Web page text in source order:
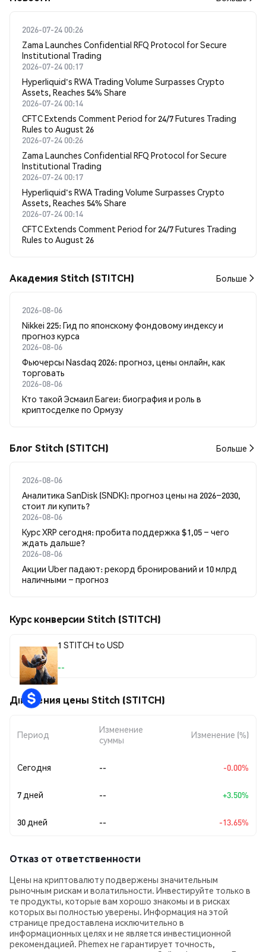
2026-07-24 00:26
Zama Launches Confidential RFQ Protocol for Secure
Institutional Trading
2026-07-24 00:17
Hyperliquid's RWA Trading Volume Surpasses Crypto
Assets, Reaches 54% Share
2026-07-24 00:14
CFTC Extends Comment Period for 24/7 Futures Trading
Rules to August 26
2026-07-24 00:26
Zama Launches Confidential RFQ Protocol for Secure
Institutional Trading
2026-07-24 00:17
Hyperliquid's RWA Trading Volume Surpasses Crypto
Assets, Reaches 54% Share
2026-07-24 00:14
CFTC Extends Comment Period for 24/7 Futures Trading
Rules to August 26
Академия Stitch (STITCH) Больше
2026-08-06
Nikkei 225: Гид по японскому фондовому индексу и
прогноз курса
2026-08-06
Фьючерсы Nasdaq 2026: прогноз, цены онлайн, как
торговать
2026-08-06
Кто такой Эсмаил Багеи: биография и роль в
криптосделке по Ормузу
Блог Stitch (STITCH) Больше
2026-08-06
Аналитика SanDisk (SNDK): прогноз цены на 2026–2030,
стоит ли купить?
2026-08-06
Курс XRP сегодня: пробита поддержка $1,05 – чего
ждать дальше?
2026-08-06
Акции Uber падают: рекорд бронирований и 10 млрд
наличными – прогноз
Курс конверсии Stitch (STITCH)
1 STITCH to USD
--
Движения цены Stitch (STITCH)
Период
Изменение
суммы
Изменение (%)
Сегодня -- -0.00%
7 дней -- +3.50%
30 дней -- -13.65%
Отказ от ответственности
Цены на криптовалюту подвержены значительным
рыночным рискам и волатильности. Инвестируйте только в
те продукты, которые вам хорошо знакомы и в рисках
которых вы полностью уверены. Информация на этой
странице предоставлена исключительно в
информационных целях и не является инвестиционной
рекомендацией. Phemex не гарантирует точность,